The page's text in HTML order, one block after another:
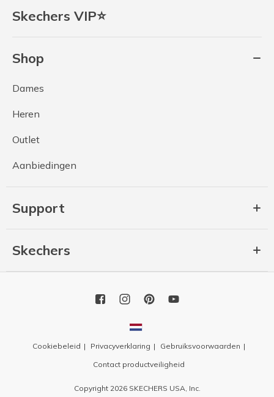
Skechers VIP⭐
Shop
Dames
Heren
Outlet
Aanbiedingen
Support
Skechers
Cookiebeleid Privacyverklaring
Gebruiksvoorwaarden
Contact productveiligheid
Copyright 2026 SKECHERS USA, Inc.